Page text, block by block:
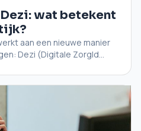
Dezi: wat betekent
aan een nieuwe manier
Dezi (Digitale ZorgId...